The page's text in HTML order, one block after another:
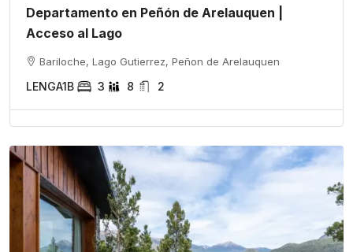
Departamento en Peñón de Arelauquen |
Acceso al Lago
Bariloche, Lago Gutierrez, Peñon de Arelauquen
LENGA1B 3 8 2